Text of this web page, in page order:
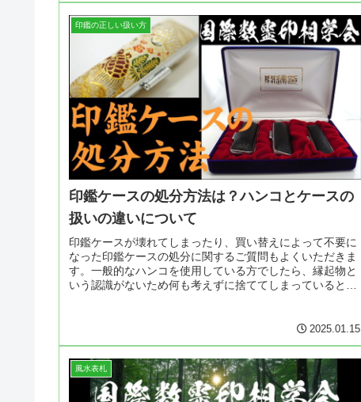
印鑑の正しい扱い方
印鑑ケースの処分方法は？ハンコとケースの
扱いの違いについて
印鑑ケースが壊れてしまったり、買い替えによって不要に
なった印鑑ケースの処分に関するご質問もよくいただきま
す。一般的なハンコを使用している方でしたら、縁起物と
いう認識がないため何も考えずに捨ててしまっていると思
2025.01.15
風水表札